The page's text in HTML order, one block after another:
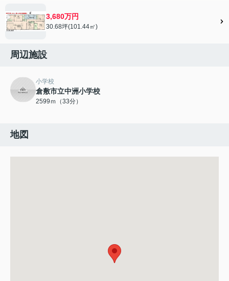
3,680万円
30.68坪(101.44㎡)
周辺施設
小学校
倉敷市立中洲小学校
2599ｍ（33分）
地図